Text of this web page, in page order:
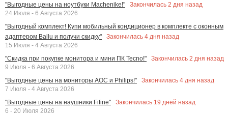
"Выгодные цены на ноутбуки Machenike!"
Закончилась 2 дня назад
24 Июля - 6 Августа 2026
"Выгодный комплект! Купи мобильный кондиционер в комплекте с оконным
адаптером Ballu и получи скидку"
Закончилась 4 дня назад
15 Июля - 4 Августа 2026
"Скидка при покупке монитора и мини ПК Tecno!"
Закончилась 2 дня назад
9 Июля - 6 Августа 2026
"Выгодные цены на мониторы AOC и Philips!"
Закончилась 4 дня назад
7 Июля - 4 Августа 2026
"Выгодные цены на наушники Fifine"
Закончилась 19 дней назад
6 - 20 Июля 2026